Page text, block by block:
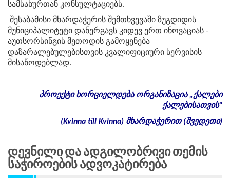
სამსახურთან კონსულტაციებს.
შესაბამისი მხარდაჭერის შემთხვევაში ზუგდიდის
მუნიციპალიტეტი დანერგავს კიდევ ერთ ინოვაციას -
აუთსორსინგის მეთოდის გამოყენება
დაზარალებულებისთვის კვალიფიციური სერვისის
მისაწოდებლად.
პროექტი ხორციელდება ორგანიზაცია„ქალები
ქალებისათვის“
(Kvinna till Kvinna) მხარდაჭერით(შვედეთი)
Დევნილი Და Ადგილობრივი Თემის
Საჭიროების Ადვოკატირება